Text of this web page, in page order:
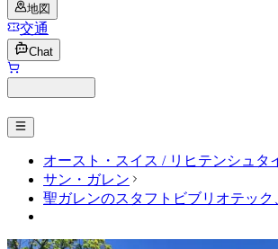
地図
交通
Chat
オースト・スイス / リヒテンシュタ
サン・ガレン
聖ガレンのスタフトビブリオテッ